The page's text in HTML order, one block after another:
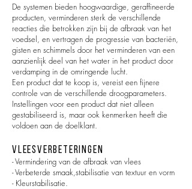
De systemen bieden hoogwaardige, geraffineerde
producten, verminderen sterk de verschillende
reacties die betrokken zijn bij de afbraak van het
voedsel, en vertragen de progressie van bacteriën,
gisten en schimmels door het verminderen van een
aanzienlijk deel van het water in het product door
verdamping in de omringende lucht.
Een product dat te koop is, vereist een fijnere
controle van de verschillende droogparameters.
Instellingen voor een product dat niet alleen
gestabiliseerd is, maar ook kenmerken heeft die
voldoen aan de doelklant.​
Vleesverbeteringen
- Vermindering van de afbraak van vlees
- Verbeterde smaak,stabilisatie van textuur en vorm
- Kleurstabilisatie.